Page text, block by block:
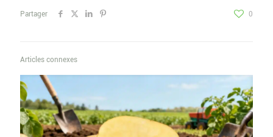
Partager 0
Articles connexes